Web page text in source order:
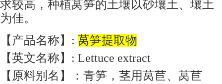
求较高，种植莴笋的土壤以砂壤土、壤土
为佳。
【产品名称】: 莴笋提取物
【英文名称】: Lettuce extract
【原料别名】：青笋，茎用莴苣、莴苣